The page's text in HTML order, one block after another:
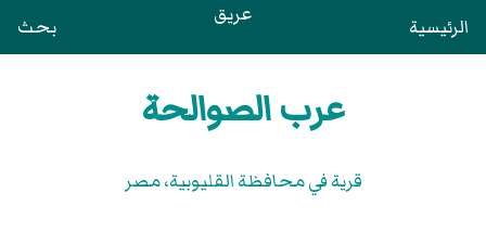
الرئيسية عريق بحث
عرب الصوالحة
قرية في محافظة القليوبية‏، مصر